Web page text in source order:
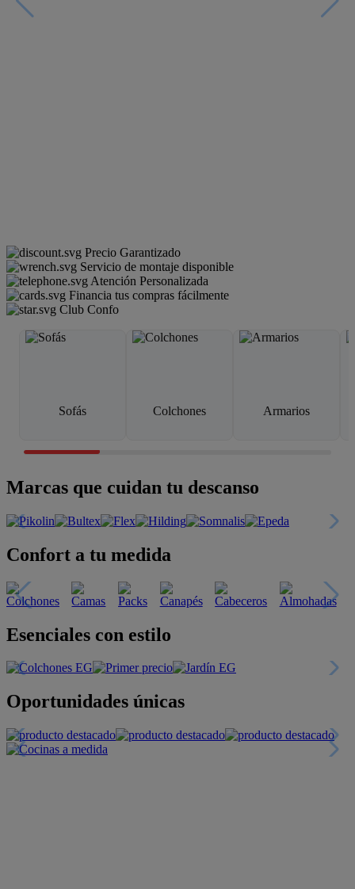
Precio Garantizado
Servicio de montaje disponible
Atención Personalizada
Financia tus compras fácilmente
Club Confo
Sofás Colchones Armarios
Marcas que cuidan tu descanso
Confort a tu medida
Esenciales con estilo
Oportunidades únicas